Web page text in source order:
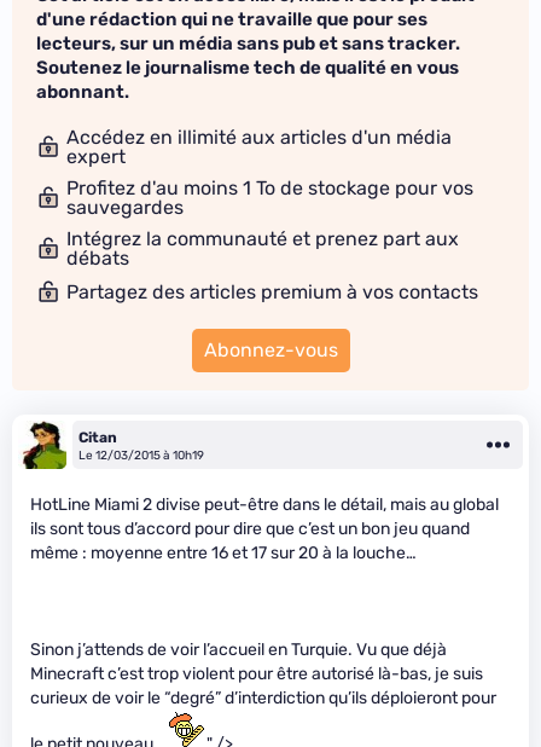
d'une rédaction qui ne travaille que pour ses
lecteurs, sur un média sans pub et sans tracker.
Soutenez le journalisme tech de qualité en vous
abonnant.
Accédez en illimité aux articles d'un média
expert
Profitez d'au moins 1 To de stockage pour vos
sauvegardes
Intégrez la communauté et prenez part aux
débats
Partagez des articles premium à vos contacts
Abonnez-vous
Citan
Le 12/03/2015 à 10h19
HotLine Miami 2 divise peut-être dans le détail, mais au global
ils sont tous d’accord pour dire que c’est un bon jeu quand
même : moyenne entre 16 et 17 sur 20 à la louche…
Sinon j’attends de voir l’accueil en Turquie. Vu que déjà
Minecraft c’est trop violent pour être autorisé là-bas, je suis
curieux de voir le “degré” d’interdiction qu’ils déploieront pour